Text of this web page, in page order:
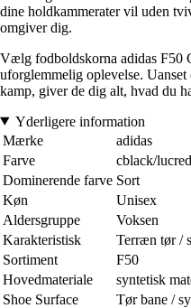
dine holdkammerater vil uden
omgiver dig.
Vælg fodboldskorna adidas F50
uforglemmelig oplevelse.
kamp, giver de dig alt, hvad du
Yderligere information
Mærke
adidas
Farve
cblack/
Dominerende farve Sort
Køn
Unisex
Aldersgruppe
Voksen
Karakteristisk
Terræn tør /
Sortiment
F50
Hovedmateriale
syntetisk
Shoe Surface
Tør bane /